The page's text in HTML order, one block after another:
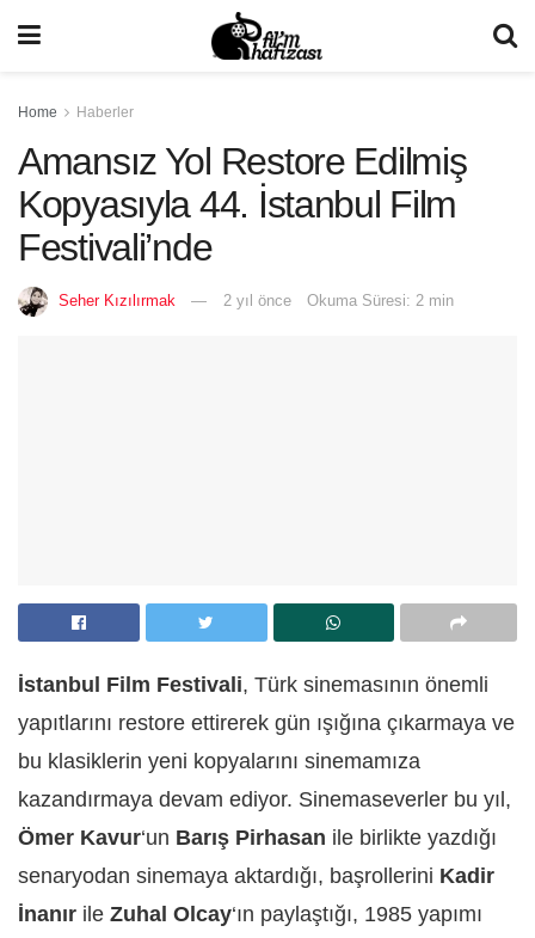
Home Haberler
Amansız Yol Restore Edilmiş
Kopyasıyla 44. İstanbul Film
Festivali’nde
Seher Kızılırmak 2 yıl önce Okuma Süresi: 2 min
İstanbul Film Festivali, Türk sinemasının önemli
yapıtlarını restore ettirerek gün ışığına çıkarmaya ve
bu klasiklerin yeni kopyalarını sinemamıza
kazandırmaya devam ediyor. Sinemaseverler bu yıl,
Ömer Kavur‘un Barış Pirhasan ile birlikte yazdığı
senaryodan sinemaya aktardığı, başrollerini Kadir
İnanır ile Zuhal Olcay‘ın paylaştığı, 1985 yapımı